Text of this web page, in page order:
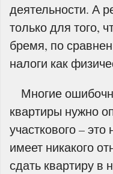
деятельности. А
только для того,
бремя, по
налоги как
Многие
квартиры нужно
участкового –
имеет никакого
сдать квартиру